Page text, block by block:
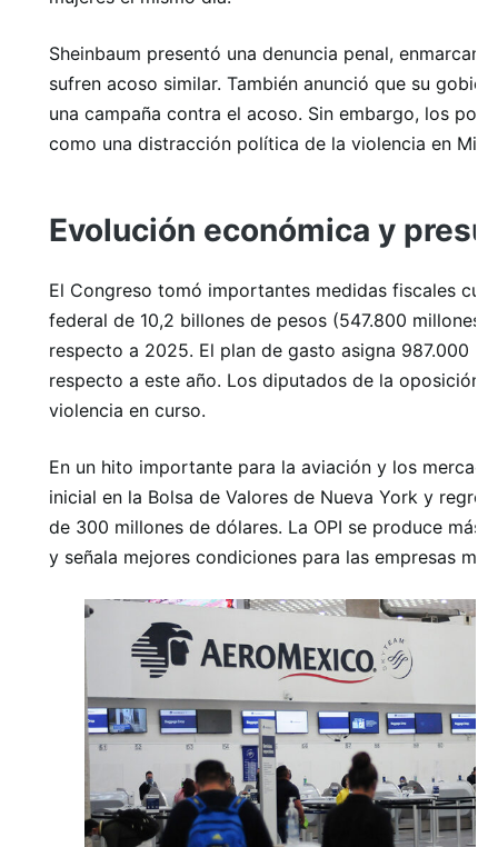
Sheinbaum presentó una denuncia penal,
sufren acoso similar. También anunció que su
una campaña contra el acoso. Sin embargo, los
como una distracción política de la violencia en
Evolución económica y
El Congreso tomó importantes medidas fiscales
federal de 10,2 billones de pesos (547.800 millones
respecto a 2025. El plan de gasto asigna 987.000
respecto a este año. Los diputados de la oposición
violencia en curso.
En un hito importante para la aviación y los
inicial en la Bolsa de Valores de Nueva York y
de 300 millones de dólares. La OPI se produce más
y señala mejores condiciones para las empresas